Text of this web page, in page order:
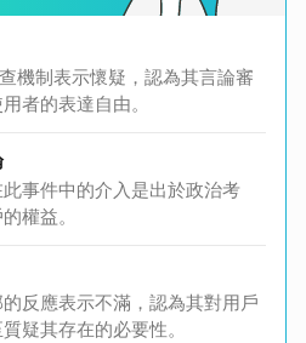
機制表示懷疑，認為其言論審
者的表達自由。
事件中的介入是出於政治考
權益。
反應表示不滿，認為其對用戶
疑其存在的必要性。